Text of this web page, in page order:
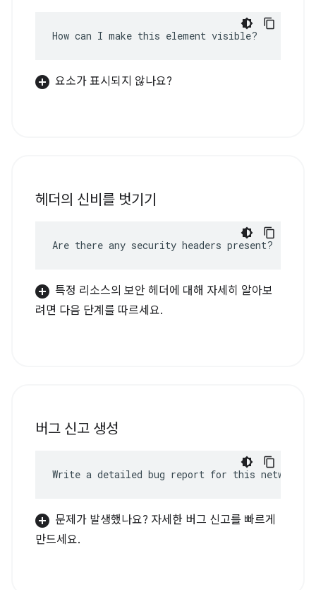
How can I make this element visible?
요소가 표시되지 않나요?
헤더의 신비를 벗기기
Are there any security headers present?
특정 리소스의 보안 헤더에 대해 자세히 알아보
려면 다음 단계를 따르세요.
버그 신고 생성
Write a detailed bug report for this network
문제가 발생했나요? 자세한 버그 신고를 빠르게
만드세요.